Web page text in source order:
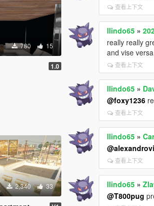
780 15
1.0
2,340 33
查看上下文
llindo65 »
really really
and vise versa
查看上下文
llindo65 »
@foxy1236
查看上下文
llindo65 »
查看上下文
llindo65 »
@T800pug